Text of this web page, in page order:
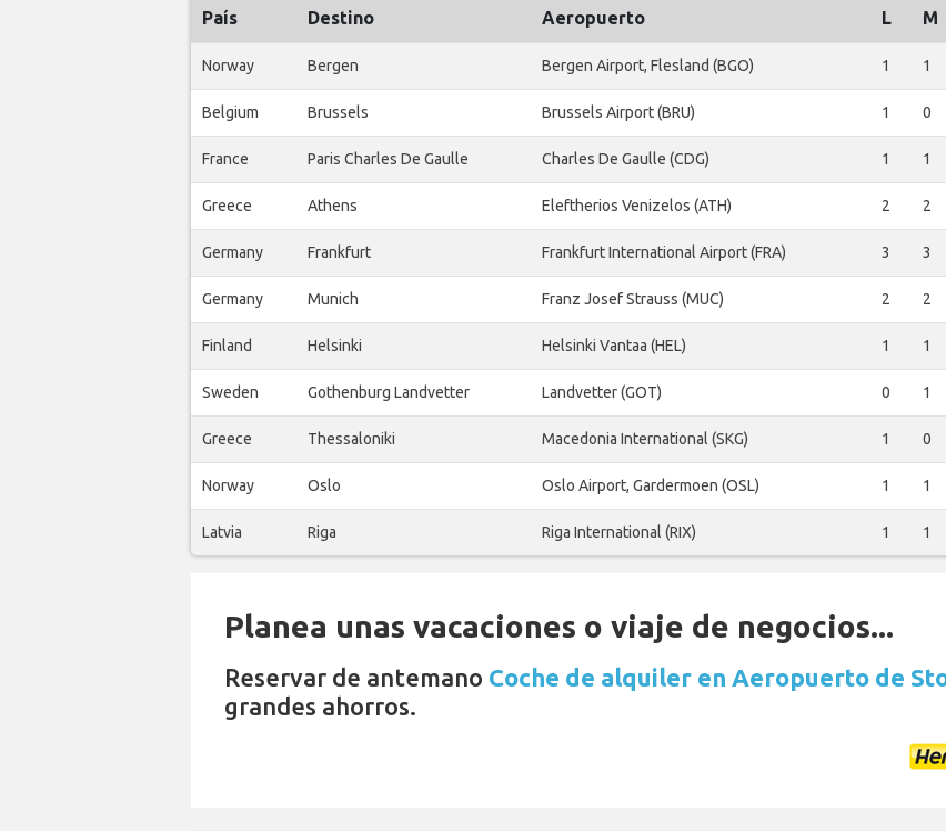
País Destino Aeropuerto L M
Norway Bergen Bergen Airport, Flesland (BGO) 1 1
Belgium Brussels Brussels Airport (BRU) 1 0
France Paris Charles De Gaulle Charles De Gaulle (CDG) 1 1
Greece Athens Eleftherios Venizelos (ATH) 2 2
Germany Frankfurt Frankfurt International Airport (FRA) 3 3
Germany Munich Franz Josef Strauss (MUC) 2 2
Finland Helsinki Helsinki Vantaa (HEL) 1 1
Sweden Gothenburg Landvetter Landvetter (GOT) 0 1
Greece Thessaloniki Macedonia International (SKG) 1 0
Norway Oslo Oslo Airport, Gardermoen (OSL) 1 1
Latvia Riga Riga International (RIX) 1 1
Planea unas vacaciones o viaje de negocios...
Reservar de antemano Coche de alquiler en Aeropuerto de
grandes ahorros.